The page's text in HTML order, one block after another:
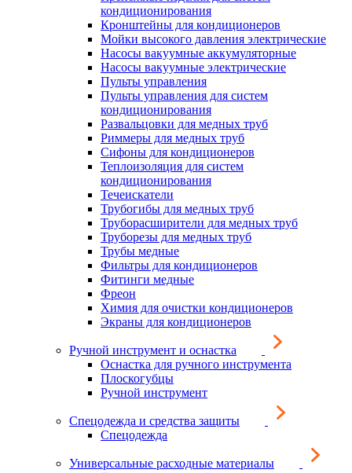
кондиционирования
Кронштейны для кондиционеров
Мойки высокого давления электрические
Насосы вакуумные аккумуляторные
Насосы вакуумные электрические
Пульты управления
Пульты управления для систем
кондиционирования
Развальцовки для медных труб
Риммеры для медных труб
Сифоны для кондиционеров
Теплоизоляция для систем
кондиционирования
Течеискатели
Трубогибы для медных труб
Труборасширители для медных труб
Труборезы для медных труб
Трубы медные
Фильтры для кондиционеров
Фитинги медные
Фреон
Химия для очистки кондиционеров
Экраны для кондиционеров
Ручной инструмент и оснастка
Оснастка для ручного инструмента
Плоскогубцы
Ручной инструмент
Спецодежда и средства защиты
Спецодежда
Универсальные расходные материалы